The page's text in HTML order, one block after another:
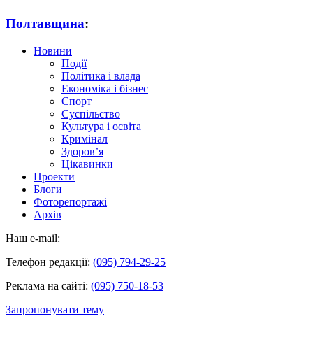
Полтавщина:
Новини
Події
Політика і влада
Економіка і бізнес
Спорт
Суспільство
Культура і освіта
Кримінал
Здоров’я
Цікавинки
Проекти
Блоги
Фоторепортажі
Архів
Наш e-mail:
Телефон редакції: (095) 794-29-25
Реклама на сайті: (095) 750-18-53
Запропонувати тему